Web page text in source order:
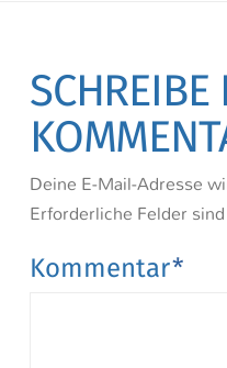
SCHREIBE
Deine E-Mail-Adresse
Erforderliche Felder
Kommentar*